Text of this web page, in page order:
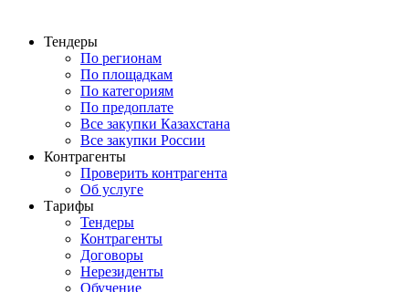
Тендеры
По регионам
По площадкам
По категориям
По предоплате
Все закупки Казахстана
Все закупки России
Контрагенты
Проверить контрагента
Об услуге
Тарифы
Тендеры
Контрагенты
Договоры
Нерезиденты
Обучение